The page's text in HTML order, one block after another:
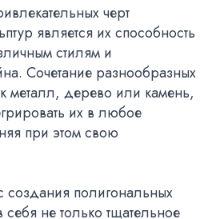
черт
является их способность
стилям и
Сочетание разнообразных
металл, дерево или камень,
их в любое
при этом свою
создания полигональных
себя не только тщательное